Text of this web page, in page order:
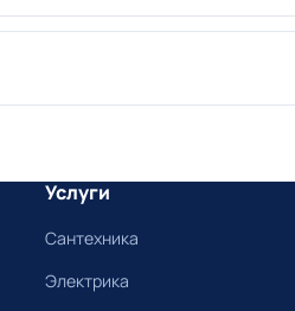
Услуги
Сантехника
Электрика